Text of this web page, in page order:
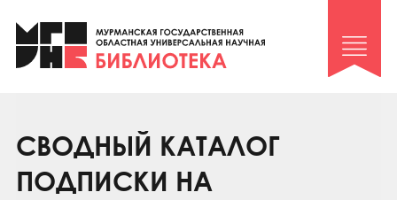
Клуб «Гиря и сельдерей»
Клуб «Семейный архив»
Коллегам
Контакты
СВОДНЫЙ КАТАЛОГ
ПОДПИСКИ НА